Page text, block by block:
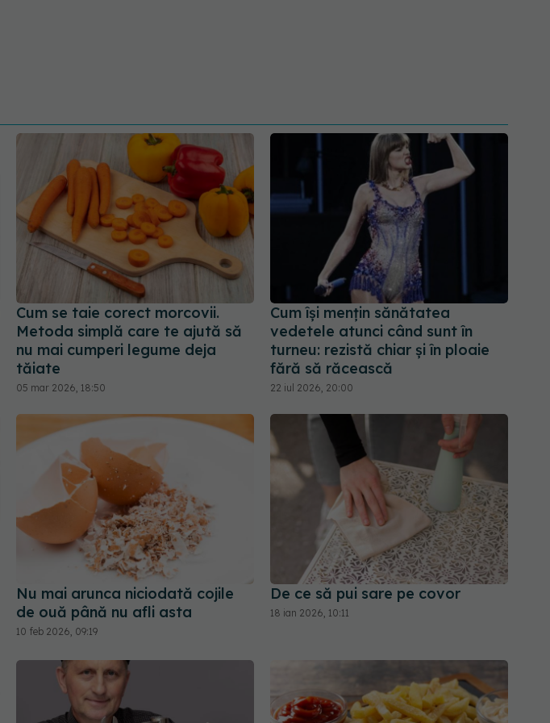
Cum se taie corect morcovii.
Metoda simplă care te ajută să
nu mai cumperi legume deja
tăiate
05 mar 2026, 18:50
Cum își mențin sănătatea
vedetele atunci când sunt în
turneu: rezistă chiar și în ploaie
fără să răcească
22 iul 2026, 20:00
Nu mai arunca niciodată cojile
de ouă până nu afli asta
10 feb 2026, 09:19
De ce să pui sare pe covor
18 ian 2026, 10:11